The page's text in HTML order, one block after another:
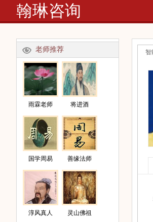
翰琳咨询
智
老师推荐
雨霖老师 将进酒
国学周易 善缘法师
淳风真人 灵山佛祖